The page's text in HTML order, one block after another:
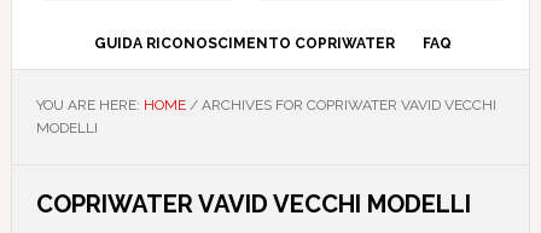
GUIDA RICONOSCIMENTO COPRIWATER FAQ
YOU ARE HERE: HOME /ARCHIVES FOR COPRIWATER VAVID VECCHI
MODELLI
COPRIWATER VAVID VECCHI MODELLI